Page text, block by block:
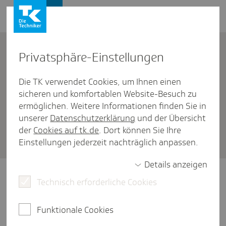
Kontakt
Wie können sich Arbeit­nehmer
während der Pfle­ge­zeit kran­
ken- und pfle­ge­ver­si­chern?
Firmenkunden / Pflegezeit
Wer sich während der Pflegezeit voll von der
Arbeit freistellen lässt, kann sich in der
Kranken- und Pflegeversicherung auf
verschiedenen Wegen versichern: zum
Privat­sphäre-Einstel­lungen
Die TK verwendet Cookies, um Ihnen einen
sicheren und komfortablen Website-Besuch zu
ermöglichen. Weitere Informationen finden Sie in
unserer Datenschutzerklärung und der Übersicht
der Cookies auf tk.de. Dort können Sie Ihre
Einstellungen jederzeit nachträglich anpassen.
Details anzeigen
Technisch erforderliche Cookies
Funktionale Cookies